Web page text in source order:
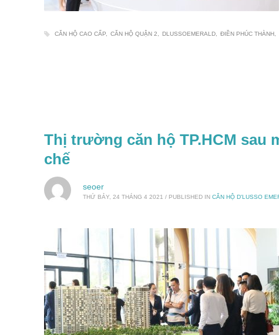
CĂN HỘ CAO CẤP CĂN HỘ QUẬN 2 DLUSSOEMERALD ĐIỀN PHÚC THÀNH
Thị trường căn hộ TP.HCM sau
chế
seoer
THỨ BẢY, 24 THÁNG 4 2021 / PUBLISHED IN CĂN HỘ D'LUSSO